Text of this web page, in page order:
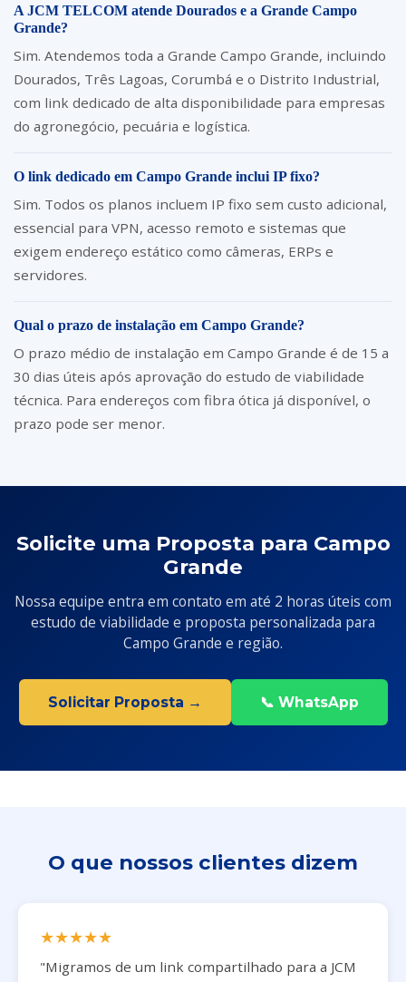
A JCM TELCOM atende Dourados e a Grande Campo
Grande?
Sim. Atendemos toda a Grande Campo Grande, incluindo
Dourados, Três Lagoas, Corumbá e o Distrito Industrial,
com link dedicado de alta disponibilidade para empresas
do agronegócio, pecuária e logística.
O link dedicado em Campo Grande inclui IP fixo?
Sim. Todos os planos incluem IP fixo sem custo adicional,
essencial para VPN, acesso remoto e sistemas que
exigem endereço estático como câmeras, ERPs e
servidores.
Qual o prazo de instalação em Campo Grande?
O prazo médio de instalação em Campo Grande é de 15 a
30 dias úteis após aprovação do estudo de viabilidade
técnica. Para endereços com fibra ótica já disponível, o
prazo pode ser menor.
Solicite uma Proposta para Campo
Grande
Nossa equipe entra em contato em até 2 horas úteis com
estudo de viabilidade e proposta personalizada para
Campo Grande e região.
Solicitar Proposta → 📞 WhatsApp
O que nossos clientes dizem
★★★★★
"Migramos de um link compartilhado para a JCM